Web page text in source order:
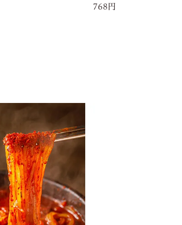
768円